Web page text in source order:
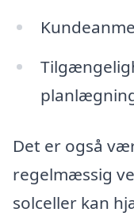
Det er også
regelmæssig
solceller kan